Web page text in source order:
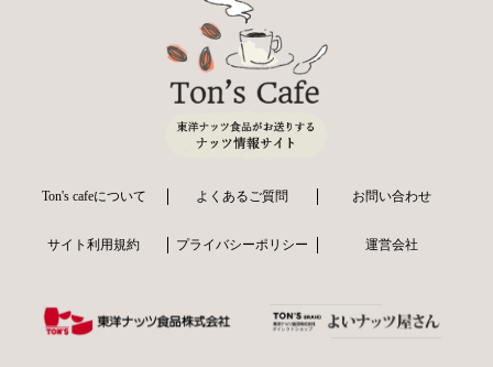
Ton's cafeについて よくあるご質問 お問い合わせ
サイト利用規約 プライバシーポリシー 運営会社